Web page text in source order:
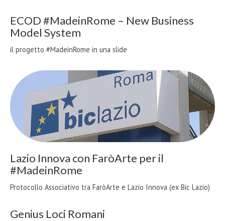
ECOD #MadeinRome – New Business
Model System
il progetto #MadeinRome in una slide
Lazio Innova con FaròArte per il
#MadeinRome
Protocollo Associativo tra FaròArte e Lazio Innova (ex Bic Lazio)
Genius Loci Romani